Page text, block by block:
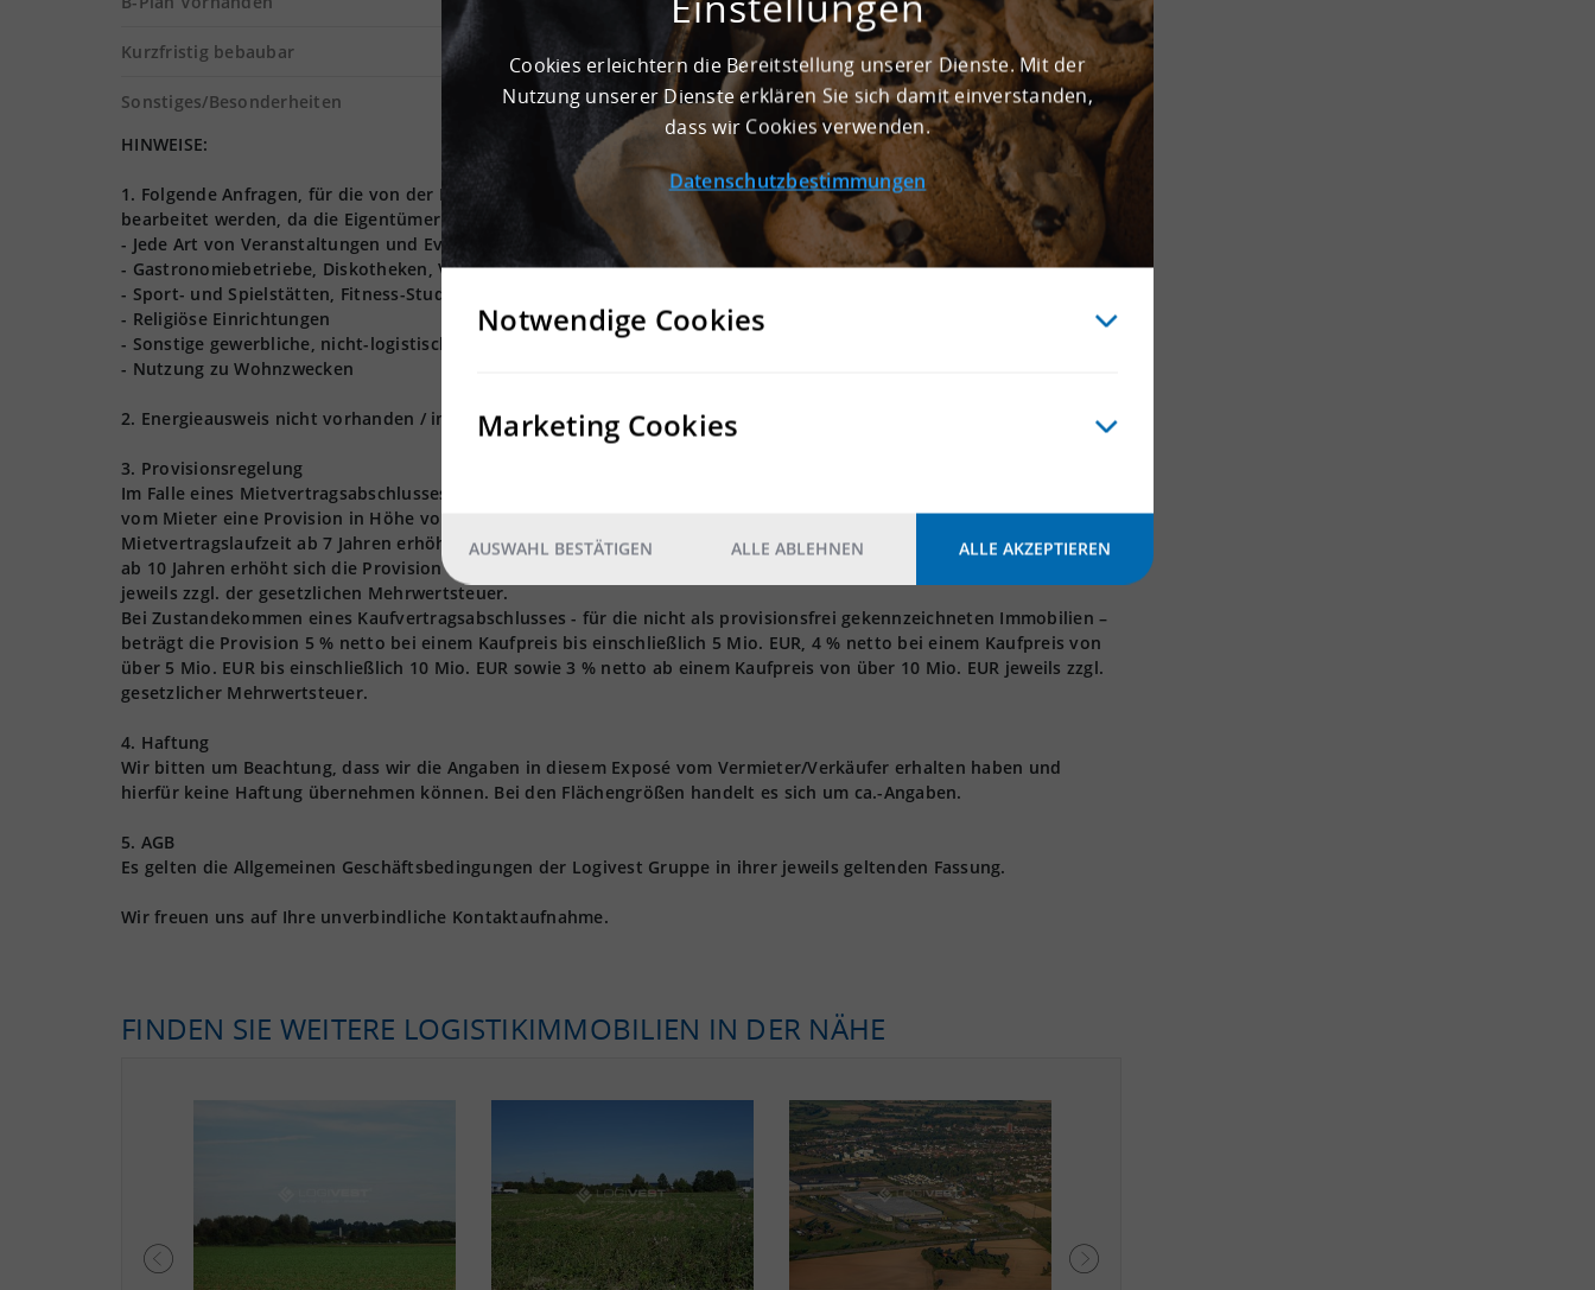
Kurzfristig bebaubar
Sonstiges/Besonderheiten
HINWEISE:
1. Folgende Anfragen, für die von der Logivest GmbH angebotenen Grundstücke und Bestandsflächen können nicht
bearbeitet werden, da die Eigentümer nur Lager, Logistik, Produktion und Light Industrial als Nutzung wünschen!
- Jede Art von Veranstaltungen und Events (Hochzeiten, Flohmärkte, Konzerte, Filmdrehs etc.)
- Gastronomiebetriebe, Diskotheken, Vergnügungsstätten
- Sport- und Spielstätten, Fitness-Studios
- Religiöse Einrichtungen
- Sonstige gewerbliche, nicht-logistische Nutzung wie Hundeschulen
- Nutzung zu Wohnzwecken
2. Energieausweis nicht vorhanden / in Bearbeitung
3. Provisionsregelung
Im Falle eines Mietvertragsabschlusses - für die nicht als provisionsfrei gekennzeichneten Immobilien - erhalten wir
vom Mieter eine Provision in Höhe von 3 Nettomonatsmieten zzgl. der gesetzlichen MwSt. Bei einer
Mietvertragslaufzeit ab 7 Jahren erhöht sich die Provision auf 3,5 Nettomonatsmieten. Bei einer Mietvertragslaufzeit
ab 10 Jahren erhöht sich die Provision auf 4,0 Nettomonatsmieten. Die vorgenannten Provisionssätze verstehen sich
jeweils zzgl. der gesetzlichen Mehrwertsteuer.
Bei Zustandekommen eines Kaufvertragsabschlusses - für die nicht als provisionsfrei gekennzeichneten Immobilien –
beträgt die Provision 5 % netto bei einem Kaufpreis bis einschließlich 5 Mio. EUR, 4 % netto bei einem Kaufpreis von
über 5 Mio. EUR bis einschließlich 10 Mio. EUR sowie 3 % netto ab einem Kaufpreis von über 10 Mio. EUR jeweils zzgl.
gesetzlicher Mehrwertsteuer.
4. Haftung
Wir bitten um Beachtung, dass wir die Angaben in diesem Exposé vom Vermieter/Verkäufer erhalten haben und
hierfür keine Haftung übernehmen können. Bei den Flächengrößen handelt es sich um ca.-Angaben.
5. AGB
Es gelten die Allgemeinen Geschäftsbedingungen der Logivest Gruppe in ihrer jeweils geltenden Fassung.
Wir freuen uns auf Ihre unverbindliche Kontaktaufnahme.
FINDEN SIE WEITERE LOGISTIKIMMOBILIEN IN DER NÄHE
Cookies erleichtern die Bereitstellung unserer Dienste. Mit der
Nutzung unserer Dienste erklären Sie sich damit einverstanden,
dass wir Cookies verwenden.
Datenschutzbestimmungen
Notwendige Cookies
Marketing Cookies
AUSWAHL BESTÄTIGEN ALLE ABLEHNEN ALLE AKZEPTIEREN